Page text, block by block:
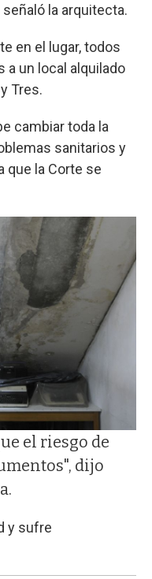
la arquitecta.
en el lugar, todos
a un local alquilado
Tres.
cambiar toda la
sanitarios y
que la Corte se
el riesgo de
dijo
y sufre